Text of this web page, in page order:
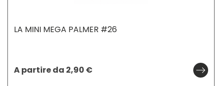
LA MINI MEGA PALMER #26
A partire da 2,90 €